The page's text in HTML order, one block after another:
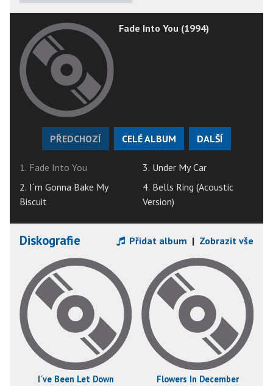
Fade Into You (1994)
PŘEDCHOZÍ CELÉ ALBUM DALŠÍ
1. Fade Into You
2. I´m Gonna Bake My
Biscuit
3. Under My Car
4. Bells Ring (Acoustic
Version)
Diskografie Přidat album | Zobrazit vše
I´ve Been Let Down Flowers In December